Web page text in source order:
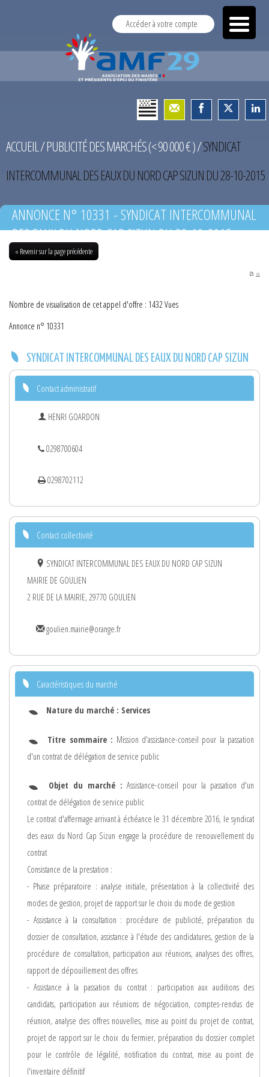
Accéder à votre compte
ACCUEIL/PUBLICITÉ DES MARCHÉS (< 90 000 € )/SYNDICAT
INTERCOMMUNAL DES EAUX DU NORD CAP SIZUN DU 28-10-2015
ANNONCE N° 10331 - SYNDICAT INTERCOMMUNAL
DES EAUX DU NORD CAP SIZUN DU 28-10-2015
« Revenir sur la page précédente
PDF
Nombre de visualisation de cet appel d'offre : 1432 Vues
Annonce n° 10331
SYNDICAT INTERCOMMUNAL DES EAUX DU NORD CAP SIZUN
Contact administratif
HENRI GOARDON
0298700604
0298702112
Contact collectivité
SYNDICAT INTERCOMMUNAL DES EAUX DU NORD CAP SIZUN
MAIRIE DE GOULIEN
2 RUE DE LA MAIRIE, 29770 GOULIEN
goulien.mairie@orange.fr
Caractéristiques du marché
Nature du marché : Services
Titre sommaire : Mission d'assistance-conseil pour la passation
d'un contrat de délégation de service public
Objet du marché :Assistance-conseil pour la passation d'un
contrat de délégation de service public
Le contrat d'affermage arrivant à échéance le 31 décembre 2016, le syndicat
des eaux du Nord Cap Sizun engage la procédure de renouvellement du
contrat
Consistance de la prestation :
- Phase préparatoire : analyse initiale, présentation à la collectivité des
modes de gestion, projet de rapport sur le choix du mode de gestion
- Assistance à la consultation : procédure de publicité, préparation du
dossier de consultation, assistance à l'étude des candidatures, gestion de la
procédure de consultation, participation aux réunions, analyses des offres,
rapport de dépouillement des offres
- Assistance à la passation du contrat : participation aux auditions des
candidats, participation aux réunions de négociation, comptes-rendus de
réunion, analyse des offres nouvelles, mise au point du projet de contrat,
projet de rapport sur le choix du fermier, préparation du dossier complet
pour le contrôle de légalité, notification du contrat, mise au point de
l'inventaire définitif